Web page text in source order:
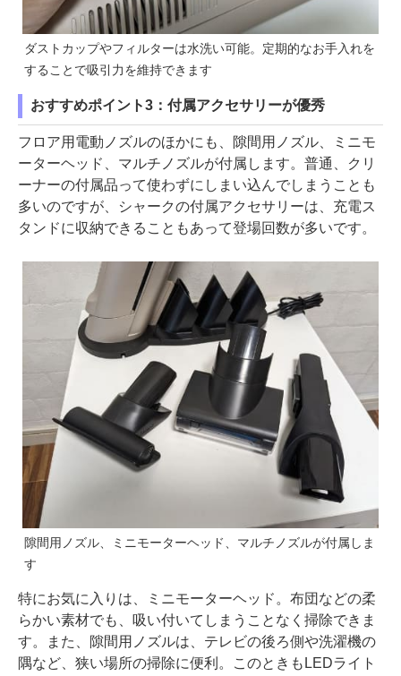
ダストカップやフィルターは水洗い可能。定期的なお手入れを
することで吸引力を維持できます
おすすめポイント3：付属アクセサリーが優秀
フロア用電動ノズルのほかにも、隙間用ノズル、ミニモ
ーターヘッド、マルチノズルが付属します。普通、クリ
ーナーの付属品って使わずにしまい込んでしまうことも
多いのですが、シャークの付属アクセサリーは、充電ス
タンドに収納できることもあって登場回数が多いです。
隙間用ノズル、ミニモーターヘッド、マルチノズルが付属しま
す
特にお気に入りは、ミニモーターヘッド。布団などの柔
らかい素材でも、吸い付いてしまうことなく掃除できま
す。また、隙間用ノズルは、テレビの後ろ側や洗濯機の
隅など、狭い場所の掃除に便利。このときもLEDライト